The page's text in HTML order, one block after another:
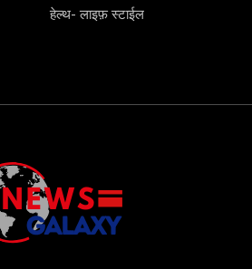
हेल्थ- लाइफ़ स्टाईल